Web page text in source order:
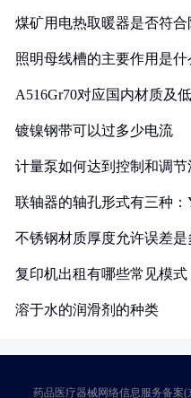
煤矿用电热取暖器是否符
照明母线槽的主要作用是什
A516Gr70对应国内材质及
镀镍钢带可以过多少电流
计量泵如何达到控制和调节
联轴器的轴孔形式有三种
不锈钢材质厚度允许误差是
复印机出租有哪些常见模式
溶于水的润滑剂的种类
药品医疗器械网络信息服务备案(